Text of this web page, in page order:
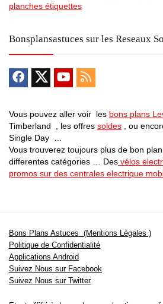
planches étiquettes
Bonsplansastuces sur les Reseaux
Vous pouvez aller voir les bons plans
Timberland , les offres soldes , ou
Single Day …
Vous trouverez toujours plus de bon
differentes catégories … Des vélos
promos sur des centrales electrique
Bons Plans Astuces (Mentions Légales )
Politique de Confidentialité
Applications Android
Suivez Nous sur Facebook
Suivez Nous sur Twitter